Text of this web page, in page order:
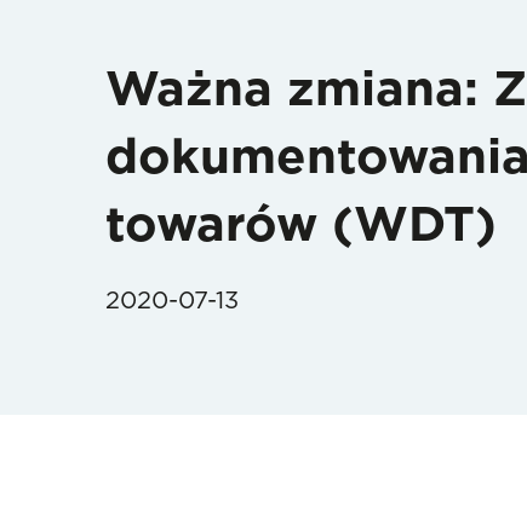
Ważna zmiana:
towarów (WDT)
2020-07-13